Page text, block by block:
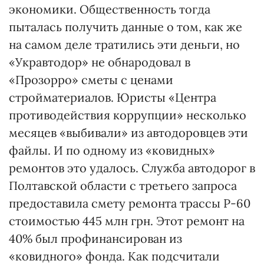
экономики. Общественность тогда
пыталась получить данные о том, как же
на самом деле тратились эти деньги, но
«Укравтодор» не обнародовал в
«Прозорро» сметы с ценами
стройматериалов. Юристы «Центра
противодействия коррупции» несколько
месяцев «выбивали» из автодоровцев эти
файлы. И по одному из «ковидных»
ремонтов это удалось. Служба автодорог в
Полтавской области с третьего запроса
предоставила смету ремонта трассы Р-60
стоимостью 445 млн грн. Этот ремонт на
40% был профинансирован из
«ковидного» фонда. Как подсчитали